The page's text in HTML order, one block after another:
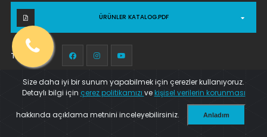
ÜRÜNLER KATALOG.PDF
Takip et :
Kalite Politikası Çerez Politikası İletişim
Size daha iyi bir sunum yapabilmek için çerezler kullanıyoruz.
Detaylı bilgi için çerez politikamızı ve kişisel verilerin korunması
hakkında açıklama metnini inceleyebilirsiniz. Anladım